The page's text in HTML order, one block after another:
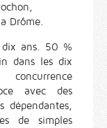
Drôme.
ans. 50 %
dans les dix
avec des
dépendantes,
de simples